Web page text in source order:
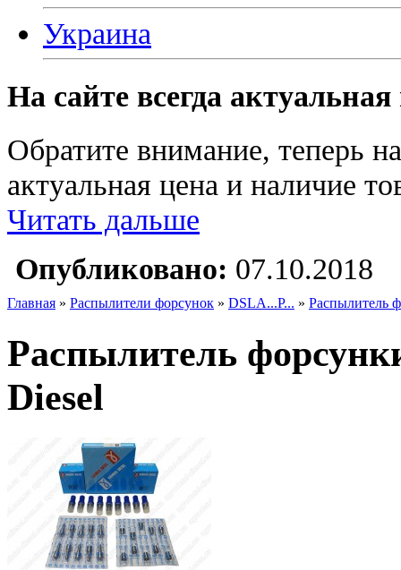
Украина
На сайте всегда
Обратите внимание, теперь
актуальная цена и наличие
Читать дальше
Опубликовано: 07.10.2018
Главная » Распылители форсунок » DSLA...P... » Распылитель
Распылитель
Diesel